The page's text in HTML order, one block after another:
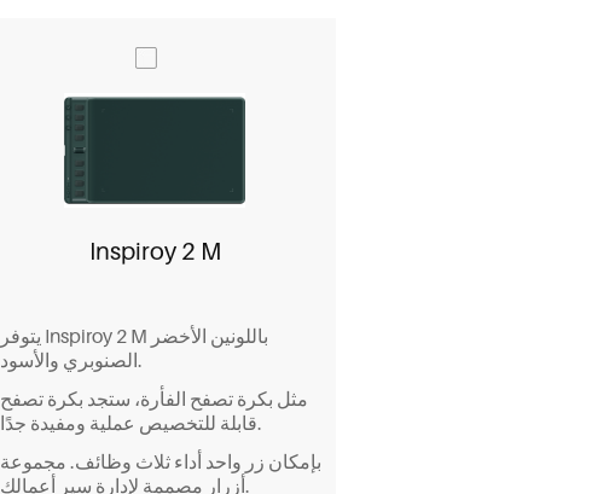
Inspiroy 2 M
يتوفر Inspiroy 2 M باللونين الأخضر
الصنوبري والأسود.
مثل بكرة تصفح الفأرة، ستجد بكرة تصفح
قابلة للتخصيص عملية ومفيدة جدًا.
بإمكان زر واحد أداء ثلاث وظائف. مجموعة
أزرار مصممة لإدارة سير أعمالك.